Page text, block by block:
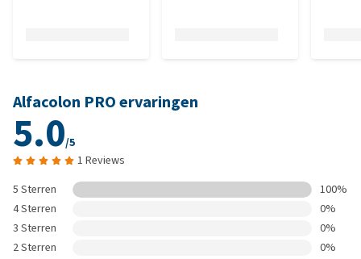
Alfacolon PRO ervaringen
5.0/5
1 Reviews
5 Sterren
100%
4 Sterren
0%
3 Sterren
0%
2 Sterren
0%